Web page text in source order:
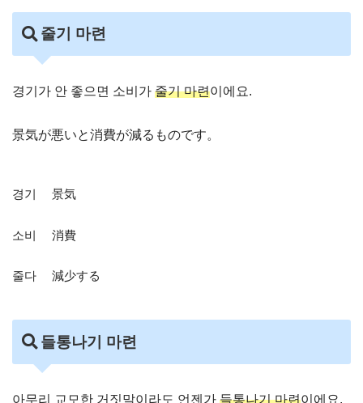
줄기 마련
경기가 안 좋으면 소비가 줄기 마련이에요.
景気が悪いと消費が減るものです。
경기 景気
소비 消費
줄다 減少する
들통나기 마련
아무리 교모한 거짓말이라도 언젠가 들통나기 마련이에요.